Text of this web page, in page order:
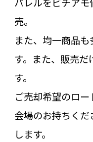
売。
また、均一商品
す。また、販売
す。
ご売却希望のロ
会場のお持ちく
します。